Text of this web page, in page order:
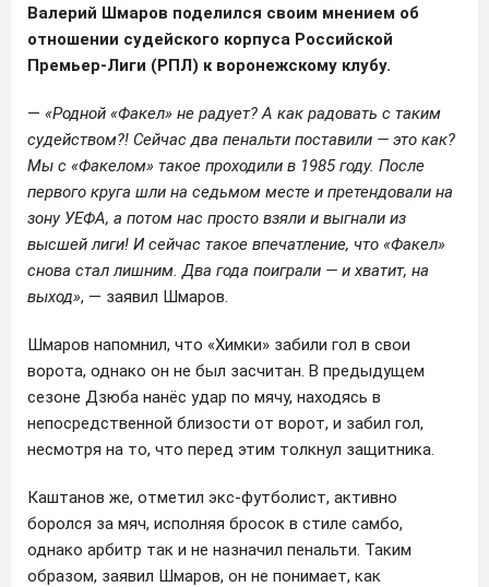
Валерий Шмаров поделился своим мнением об
отношении судейского корпуса Российской
Премьер-Лиги (РПЛ) к воронежскому клубу.
— «Родной «Факел» не радует? А как радовать с таким
судейством?! Сейчас два пенальти поставили — это как?
Мы с «Факелом» такое проходили в 1985 году. После
первого круга шли на седьмом месте и претендовали на
зону УЕФА, а потом нас просто взяли и выгнали из
высшей лиги! И сейчас такое впечатление, что «Факел»
снова стал лишним. Два года поиграли — и хватит, на
выход», — заявил Шмаров.
Шмаров напомнил, что «Химки» забили гол в свои
ворота, однако он не был засчитан. В предыдущем
сезоне Дзюба нанёс удар по мячу, находясь в
непосредственной близости от ворот, и забил гол,
несмотря на то, что перед этим толкнул защитника.
Каштанов же, отметил экс-футболист, активно
боролся за мяч, исполняя бросок в стиле самбо,
однако арбитр так и не назначил пенальти. Таким
образом, заявил Шмаров, он не понимает, как